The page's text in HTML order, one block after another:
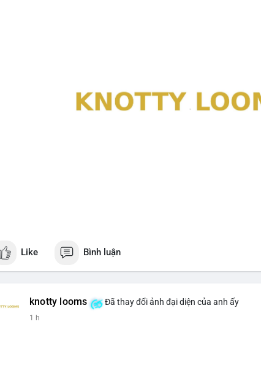
Like Bình luận
knotty looms Đã thay đổi ảnh đại diện của anh ấy
1 h